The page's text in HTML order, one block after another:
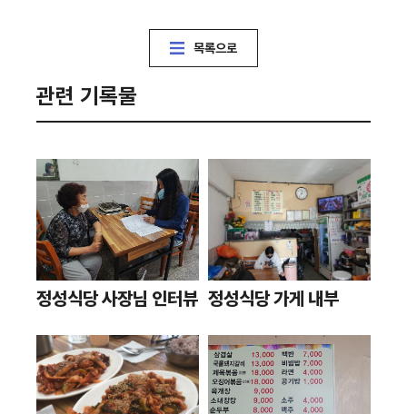
목록으로
관련 기록물
정성식당 사장님 인터뷰 정성식당 가게 내부